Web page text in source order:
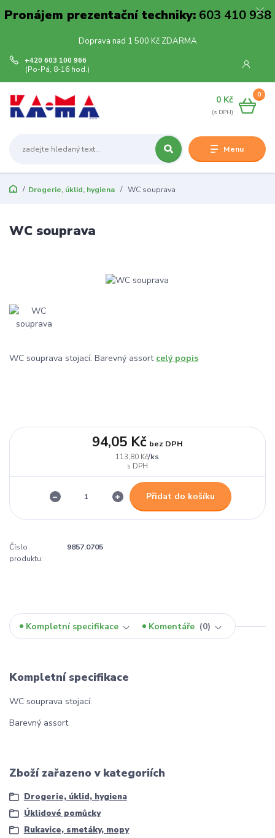
Pronájem prezentační techniky:603 410 938
Doprava nad 1 500 Kč ZDARMA
Menu
+420 603 100 966
(Po-Pá, 8-16 hod.)
0
0 Kč
Drogerie, úklid, hygiena WC souprava
WC souprava
WC souprava stojací. Barevný assort celý popis
113,80 Kč/ks
94,05 Kč bez DPH
Přidat do košíku
Číslo
produktu:
9857.0705
Kompletní specifikace Komentáře 0
Kompletní specifikace
WC souprava stojací.
Barevný assort
Zboží zařazeno v kategoriích
Drogerie, úklid, hygiena
Úklidové pomůcky
Rukavice, smetáky, mopy